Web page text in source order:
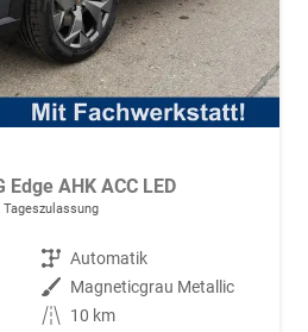
Edge AHK ACC LED
Getriebe Automatik
Außenfarbe Magneticgrau Metallic
Kilometerstand
10 km